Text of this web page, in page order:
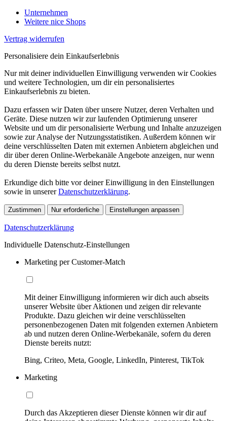
Unternehmen
Weitere nice Shops
Vertrag widerrufen
Personalisiere dein Einkaufserlebnis
Nur mit deiner individuellen Einwilligung verwenden wir Cookies
und weitere Technologien, um dir ein personalisiertes
Einkaufserlebnis zu bieten.
Dazu erfassen wir Daten über unsere Nutzer, deren Verhalten und
Geräte. Diese nutzen wir zur laufenden Optimierung unserer
Website und um dir personalisierte Werbung und Inhalte anzuzeigen
sowie zur Analyse der Nutzungsstatistiken. Außerdem können wir
deine verschlüsselten Daten mit externen Anbietern abgleichen und
dir über deren Online-Werbekanäle Angebote anzeigen, nur wenn
du deren Dienste bereits selbst nutzt.
Erkundige dich bitte vor deiner Einwilligung in den Einstellungen
sowie in unsererDatenschutzerklärung.
Zustimmen Nur erforderliche Einstellungen anpassen
Datenschutzerklärung
Individuelle Datenschutz-Einstellungen
Marketing per Customer-Match
Mit deiner Einwilligung informieren wir dich auch abseits
unserer Website über Aktionen und zeigen dir relevante
Produkte. Dazu gleichen wir deine verschlüsselten
personenbezogenen Daten mit folgenden externen Anbietern
ab und nutzen deren Online-Werbekanäle, sofern du deren
Dienste bereits nutzt:
Bing, Criteo, Meta, Google, LinkedIn, Pinterest, TikTok
Marketing
Durch das Akzeptieren dieser Dienste können wir dir auf